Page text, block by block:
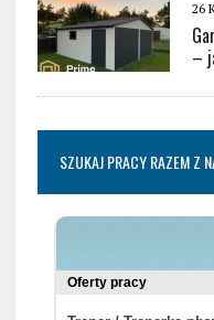
26
–
SZUKAJ PRACY RAZEM Z